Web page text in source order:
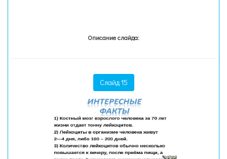
Описание слайда:
Слайд 15